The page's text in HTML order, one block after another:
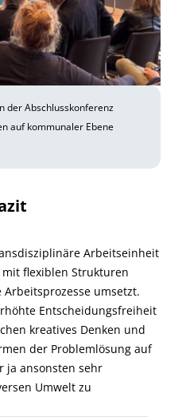
der Abschlusskonferenz
auf kommunaler Ebene
Arbeitseinheit
flexiblen Strukturen
umsetzt.
Entscheidungsfreiheit
kreatives Denken und
der Problemlösung auf
ja ansonsten sehr
Umwelt zu